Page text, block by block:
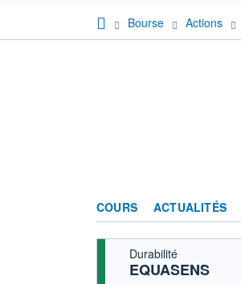
Bourse Actions
COURS ACTUALITÉS
Durabilité
EQUASENS